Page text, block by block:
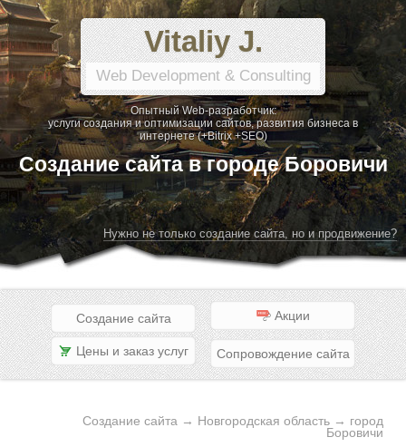
Vitaliy J.
Web Development & Consulting
Опытный Web-разработчик:
услуги создания и оптимизации сайтов, развития бизнеса в
интернете (+Bitrix +SEO)
Создание сайта в городе Боровичи
Нужно не только создание сайта, но и продвижение?
Создание сайта Акции
Цены и заказ услуг Сопровождение сайта
Создание сайта → Новгородская область → город
Боровичи